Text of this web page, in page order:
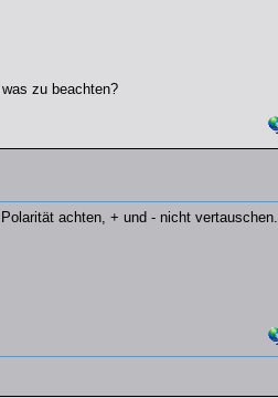
zu beachten?
achten, + und - nicht vertauschen.